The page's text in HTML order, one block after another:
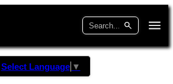
Select Language ▼